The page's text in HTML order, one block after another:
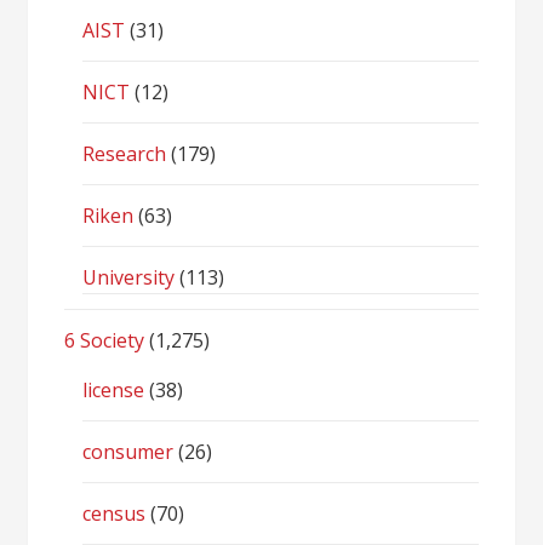
AIST (31)
NICT (12)
Research (179)
Riken (63)
University(113)
6 Society(1,275)
license (38)
consumer(26)
census (70)